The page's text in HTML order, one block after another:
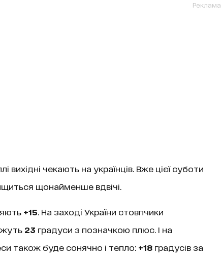
Реклама
вихідні чекають на українців. Вже цієї суботи
щонайменше вдвічі.
+15 . На заході України стовпчики
23 градуси з позначкою плюс. І на
також буде сонячно і тепло: +18градусів за